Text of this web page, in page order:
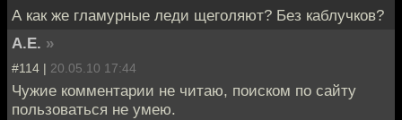
А как же гламурные леди щеголяют? Без каблучков?
A.E. »
#114 | 20.05.10 17:44
Чужие комментарии не читаю, поиском по сайту
пользоваться не умею.